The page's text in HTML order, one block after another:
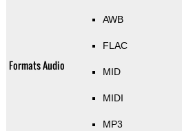
Formats Audio
AWB
FLAC
MID
MIDI
MP3